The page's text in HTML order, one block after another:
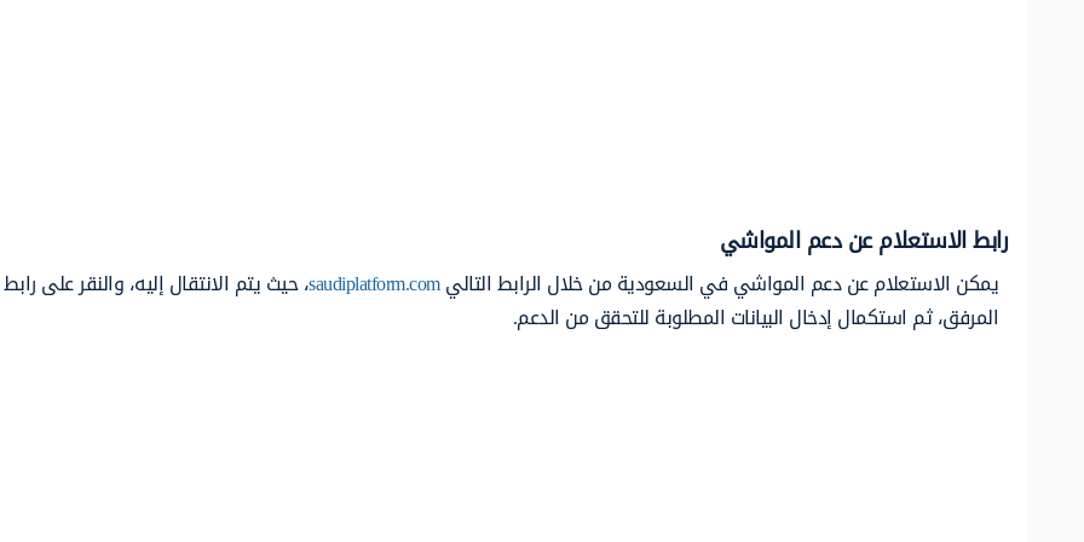
رابط الاستعلام عن دعم المواشي
يمكن الاستعلام عن دعم المواشي في السعودية من خلال الرابط التاليsaudiplatform.com، حيث يتم الانتقال إليه، والنقر على
المرفق، ثم استكمال إدخال البيانات المطلوبة للتحقق من الدعم.